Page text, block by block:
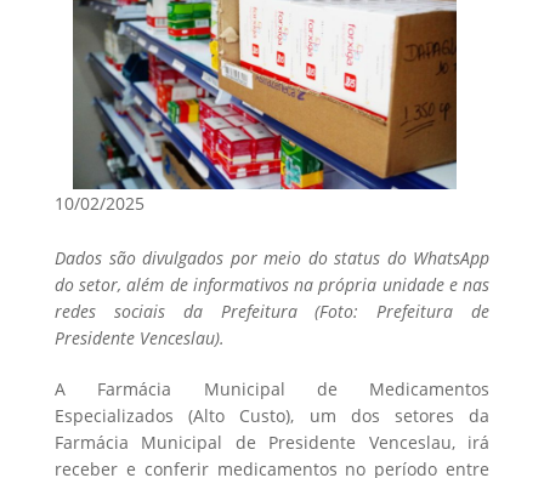
10/02/2025
Dados são divulgados por meio do status do WhatsApp
do setor, além de informativos na própria unidade e nas
redes sociais da Prefeitura (Foto: Prefeitura de
Presidente Venceslau).
A Farmácia Municipal de Medicamentos
Especializados (Alto Custo), um dos setores da
Farmácia Municipal de Presidente Venceslau, irá
receber e conferir medicamentos no período entre